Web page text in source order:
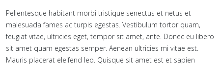
Pellentesque habitant morbi tristique senectus et netus et
malesuada fames ac turpis egestas. Vestibulum tortor quam,
feugiat vitae, ultricies eget, tempor sit amet, ante. Donec eu libero
sit amet quam egestas semper. Aenean ultricies mi vitae est.
Mauris placerat eleifend leo. Quisque sit amet est et sapien